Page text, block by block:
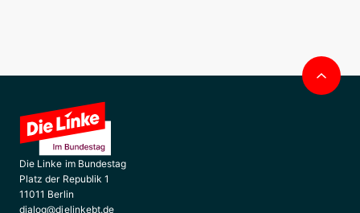
Die Linke im Bundestag
Platz der Republik 1
11011 Berlin
dialog@dielinkebt.de